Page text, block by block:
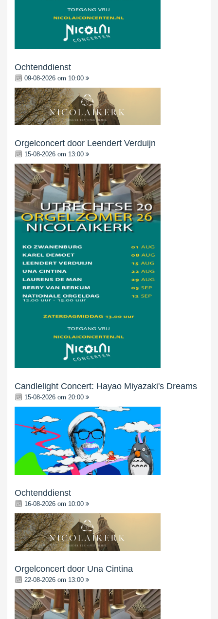
Ochtenddienst
09-08-2026 om 10:00
Orgelconcert door Leendert Verduijn
15-08-2026 om 13:00
Candlelight Concert: Hayao Miyazaki's Dreams
15-08-2026 om 20:00
Ochtenddienst
16-08-2026 om 10:00
Orgelconcert door Una Cintina
22-08-2026 om 13:00